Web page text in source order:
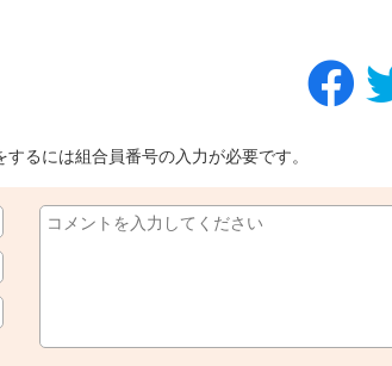
るには組合員番号の入力が必要です。